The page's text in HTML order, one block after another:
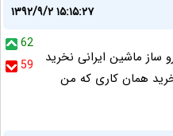
۱۳۹۲/۹/۲ ۱۵:۱۵:۲۷
62
59
ساز ماشین ایرانی نخرید
همان کاری که من